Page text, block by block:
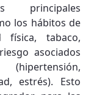
principales
los hábitos de
física, tabaco,
asociados
estrés). Esto